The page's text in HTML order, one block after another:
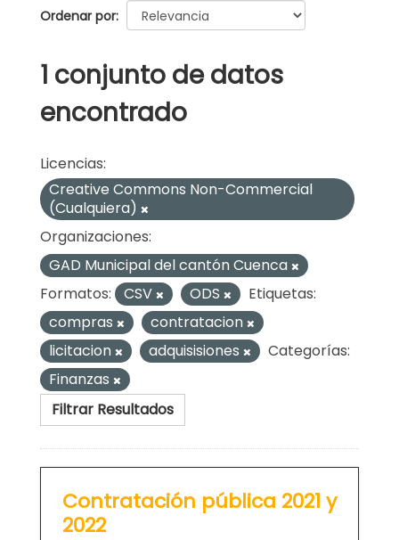
Ordenar por
1 conjunto de datos
encontrado
Licencias:
Creative Commons Non-Commercial
(Cualquiera)
Organizaciones:
GAD Municipal del cantón Cuenca
Formatos:
CSV ODS
Etiquetas:
compras
contratacion
licitacion
adquisisiones
Categorías:
Finanzas
Filtrar Resultados
Contratación pública 2021 y
2022